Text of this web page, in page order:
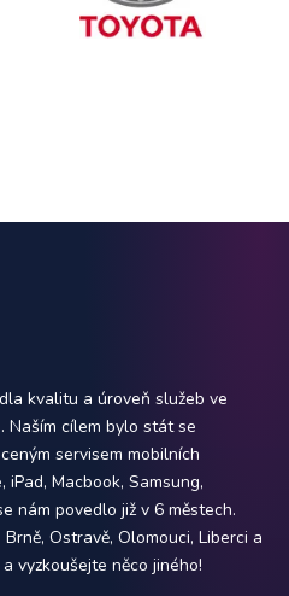
kvalitu a úroveň služeb ve
Naším cílem bylo stát se
servisem mobilních
Macbook, Samsung,
nám povedlo již v 6 městech.
Ostravě, Olomouci, Liberci a
vyzkoušejte něco jiného!